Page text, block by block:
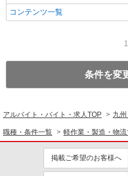
コンテンツ一覧
条件を変
アルバイト・バイト・求人TOP 九
職種・条件一覧 軽作業・製造・物流
掲載ご希望のお客様へ